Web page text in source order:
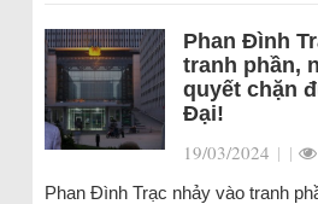
Phan Đình
tranh phần,
quyết chặn
Đại!
19/03/2024 | |
Phan Đình Trạc nhảy vào tranh